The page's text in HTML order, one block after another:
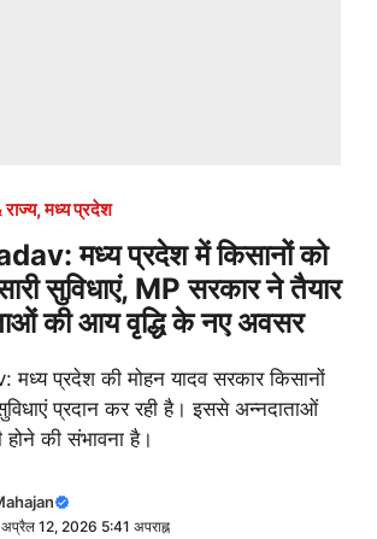
,मध्य प्रदेश
मध्य प्रदेश में किसानों को
सुविधाएं, MP सरकार ने तैयार
की आय वृद्धि के नए अवसर
प्रदेश की मोहन यादव सरकार किसानों
प्रदान कर रही है। इससे अन्नदाताओं
की संभावना है।
12, 2026 5:41 अपराह्न